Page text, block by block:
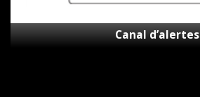
Canal d’alertes